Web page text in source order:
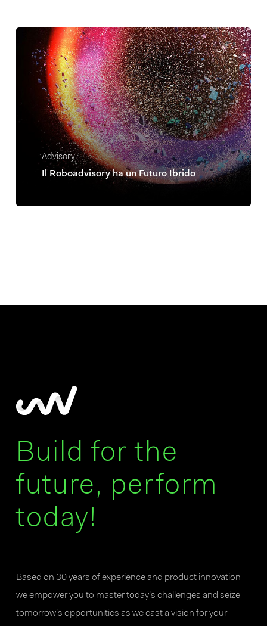
Advisory
Il Roboadvisory ha un Futuro Ibrido
Build for the
future, perform
today!
Based on 30 years of experience and product innovation
we empower you to master today’s challenges and seize
tomorrow’s opportunities as we cast a vision for your